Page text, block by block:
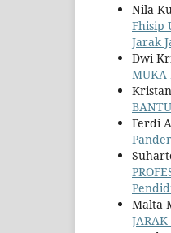
Nila
Fhisip
Jarak
Dwi
MUKA
Ferdi
Malta